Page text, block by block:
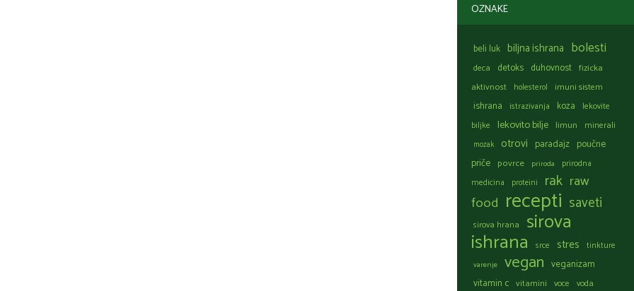
OZNAKE
beli luk biljna ishrana bolesti
deca detoks duhovnost fizicka
aktivnost holesterol imuni sistem
ishrana istrazivanja koza
lekovite
biljke
lekovito bilje limun minerali
mozak otrovi paradajz poučne
priče povrce priroda
prirodna
medicina
proteini rak raw
food recepti saveti
sirova hrana sirova
ishrana srce stres tinkture
varenje vegan veganizam
vitamin c vitamini voce voda